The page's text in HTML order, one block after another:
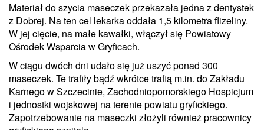
Materiał do szycia maseczek przekazała jedna z dentystek
z Dobrej. Na ten cel lekarka oddała 1,5 kilometra flizeliny.
W jej cięcie, na małe kawałki, włączył się Powiatowy
Ośrodek Wsparcia w Gryficach.
W ciągu dwóch dni udało się już uszyć ponad 300
maseczek. Te trafiły bądź wkrótce trafią m.in. do Zakładu
Karnego w Szczecinie, Zachodniopomorskiego Hospicjum
i jednostki wojskowej na terenie powiatu gryfickiego.
Zapotrzebowanie na maseczki złożyli również pracownicy